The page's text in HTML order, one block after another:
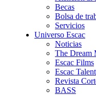
Becas
Bolsa de
Servicios
Universo Escac
Noticias
The Dream
Escac Films
Escac Talent
Revista
BASS